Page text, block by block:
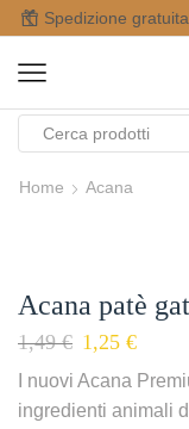
Home Acana
Acana patè
1,49€ 1,25 €
I nuovi Acana
ingredienti animali